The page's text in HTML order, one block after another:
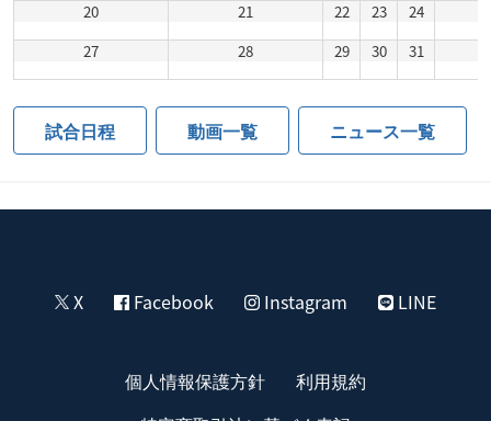
20 21 22 23
24
27
28 29 30 31
試合日程 動画一覧 ニュース一覧
X Facebook Instagram LINE
個人情報保護方針
利用規約